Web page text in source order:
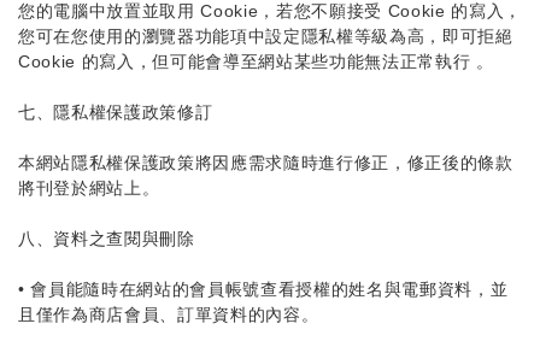
您的電腦中放置並取用 Cookie，若您不願接受 Cookie 的寫入，
您可在您使用的瀏覽器功能項中設定隱私權等級為高，即可拒絕
Cookie 的寫入，但可能會導至網站某些功能無法正常執行 。
七、隱私權保護政策修訂
本網站隱私權保護政策將因應需求隨時進行修正，修正後的條款
將刊登於網站上。
八、資料之查閱與刪除
• 會員能隨時在網站的會員帳號查看授權的姓名與電郵資料，並
且僅作為商店會員、訂單資料的內容。